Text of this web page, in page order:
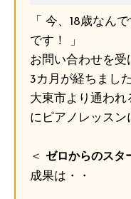
「 今、18歳なん
です！ 」
お問い合わせを
3カ月が経ちました
大東市より通われ
にピアノレッス
＜ ゼロからのスタ
成果は・・